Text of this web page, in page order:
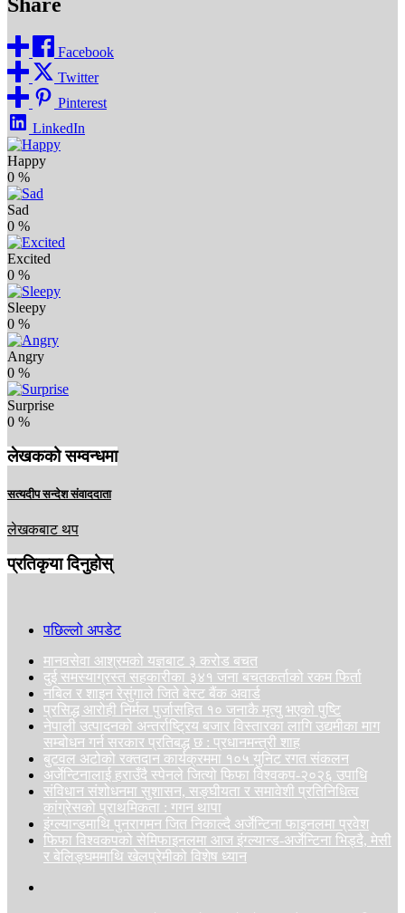
Facebook
Twitter
Pinterest
LinkedIn
Happy
0 %
Sad
0 %
Excited
0 %
Sleepy
0 %
Angry
0 %
Surprise
0 %
लेखकको सम्वन्धमा
सत्यदीप सन्देश संवाददाता
लेखकबाट थप
प्रतिकृया दिनुहोस्
पछिल्लो अपडेट
मानवसेवा आश्रमको यज्ञबाट ३ करोड बचत
दुई समस्याग्रस्त सहकारीका ३४१ जना बचतकर्ताको रकम फिर्ता
नबिल र शाइन रेसुंगाले जिते बेस्ट बैंक अवार्ड
प्रसिद्ध आरोही निर्मल पुर्जासहित १० जनाकै मृत्यु भएको पुष्टि
नेपाली उत्पादनको अन्तर्राष्ट्रिय बजार विस्तारका लागि उद्यमीका माग
सम्बोधन गर्न सरकार प्रतिबद्ध छ : प्रधानमन्त्री शाह
बुटवल अटोको रक्तदान कार्यक्रममा १०५ युनिट रगत संकलन
अर्जेन्टिनालाई हराउँदै स्पेनले जित्यो फिफा विश्वकप-२०२६ उपाधि
संविधान संशोधनमा सुशासन, सङ्घीयता र समावेशी प्रतिनिधित्व
कांग्रेसको प्राथमिकता : गगन थापा
इंग्ल्यान्डमाथि पुनरागमन जित निकाल्दै अर्जेन्टिना फाइनलमा प्रवेश
फिफा विश्वकपको सेमिफाइनलमा आज इंग्ल्यान्ड-अर्जेन्टिना भिड्दै, मेसी
र बेलिङ्घममाथि खेलप्रेमीको विशेष ध्यान